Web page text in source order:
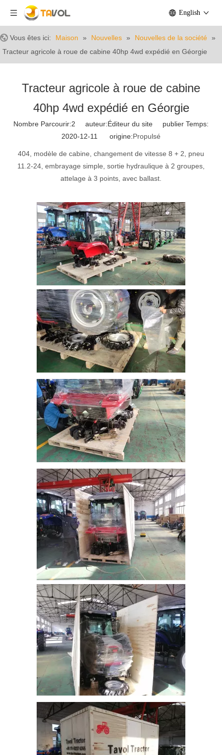
English
Vous êtes ici: Maison » Nouvelles » Nouvelles de la société »
Tracteur agricole à roue de cabine 40hp 4wd expédié en Géorgie
Tracteur agricole à roue de cabine
40hp 4wd expédié en Géorgie
Nombre Parcourir:2 auteur:Éditeur du site publier Temps:
2020-12-11 origine:Propulsé
404, modèle de cabine, changement de vitesse 8 + 2, pneu
11.2-24, embrayage simple, sortie hydraulique à 2 groupes,
attelage à 3 points, avec ballast.